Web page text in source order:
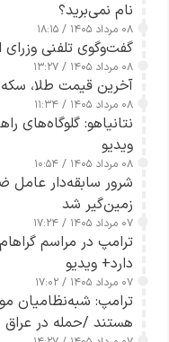
نام نمی‌برید؟
۰۸ مرداد ۱۴۰۵ / ۱۸:۱۵
گفت‌وگوی تلفنی
۰۸ مرداد ۱۴۰۵ / ۱۳:۲۷
آخرین قیمت طلا، سکه ودلار8
۰۸ مرداد ۱۴۰۵ / ۱۱:۳۴
نتانیاهو: گلوگاه‌های
ویدیو
۰۸ مرداد ۱۴۰۵ / ۱۰:۵۴
شرور سابقه‌دار عامل
زمین‌گیر شد
۰۷ مرداد ۱۴۰۵ / ۱۷:۲۴
ترامپ در مراسم
دارد+ ویدیو
۰۷ مرداد ۱۴۰۵ / ۱۷:۰۲
ترامپ: شبه‌نظامیان
هستند /حمله در عراق